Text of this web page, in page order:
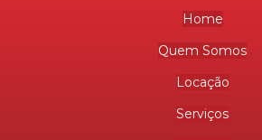
Home
Quem Somos
Locação
Serviços